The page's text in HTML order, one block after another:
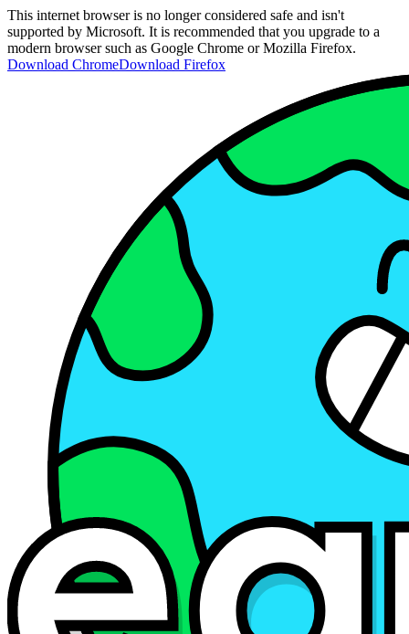
This internet browser is no longer considered safe and isn't
supported by Microsoft. It is recommended that you upgrade to a
modern browser such as Google Chrome or Mozilla Firefox.
Download ChromeDownload Firefox